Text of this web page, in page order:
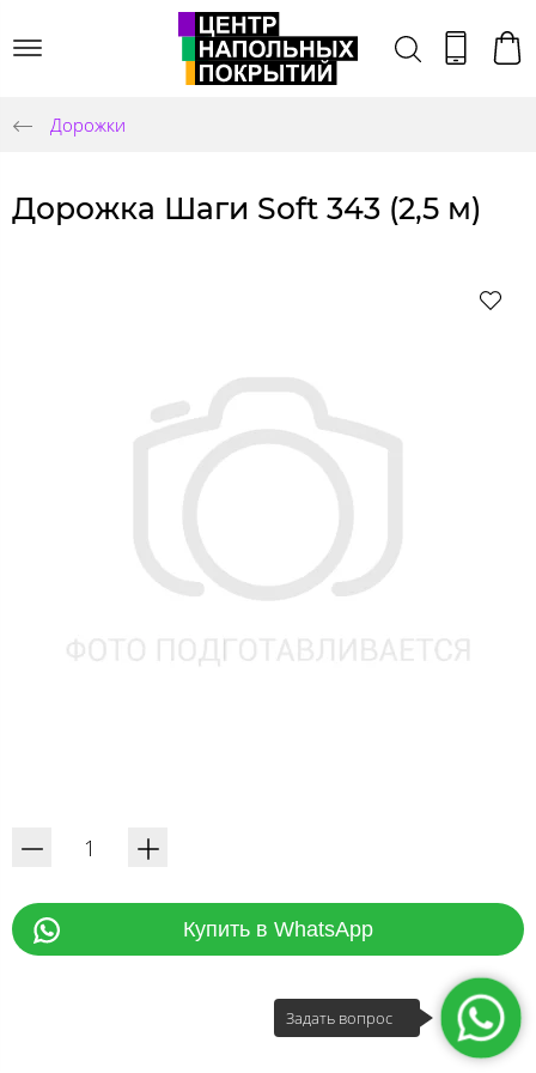
Дорожки
Дорожка Шаги Soft 343 (2,5 м)
Купить в WhatsApp
Задать вопрос